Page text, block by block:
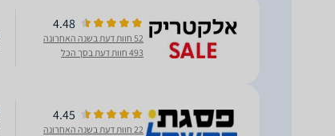
4.48
52 חוות דעת בשנה האחרונה
493 חוות דעת בסך הכל
4.45
22 חוות דעת בשנה האחרונה